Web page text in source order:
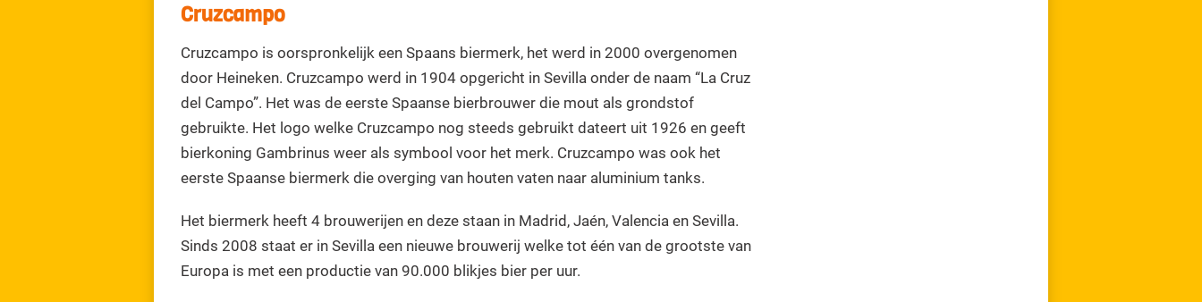
Cruzcampo
Cruzcampo is oorspronkelijk een Spaans biermerk, het werd in 2000 overgenomen
door Heineken. Cruzcampo werd in 1904 opgericht in Sevilla onder de naam “La Cruz
del Campo”. Het was de eerste Spaanse bierbrouwer die mout als grondstof
gebruikte. Het logo welke Cruzcampo nog steeds gebruikt dateert uit 1926 en geeft
bierkoning Gambrinus weer als symbool voor het merk. Cruzcampo was ook het
eerste Spaanse biermerk die overging van houten vaten naar aluminium tanks.
Het biermerk heeft 4 brouwerijen en deze staan in Madrid, Jaén, Valencia en Sevilla.
Sinds 2008 staat er in Sevilla een nieuwe brouwerij welke tot één van de grootste van
Europa is met een productie van 90.000 blikjes bier per uur.